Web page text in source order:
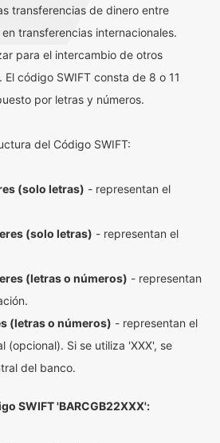
transferencias de dinero entre
transferencias internacionales.
para el intercambio de otros
código SWIFT consta de 8 o 11
por letras y números.
del Código SWIFT:
(solo letras) - representan el
(solo letras) - representan el
(letras o números) - representan
(letras o números) - representan el
(opcional). Si se utiliza 'XXX', se
del banco.
SWIFT 'BARCGB22XXX':